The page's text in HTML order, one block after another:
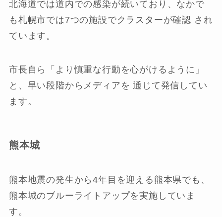
北海道では道内での感染が続いており、なかで
も札幌市では7つの施設でクラスターが確認 され
ています。
市長自ら「より慎重な行動を心がけるように」
と、早い段階からメディアを 通じて発信してい
ます。
熊本城
熊本地震の発生から4年目を迎える熊本県でも、
熊本城のブルーライトアップを実施していま
す。